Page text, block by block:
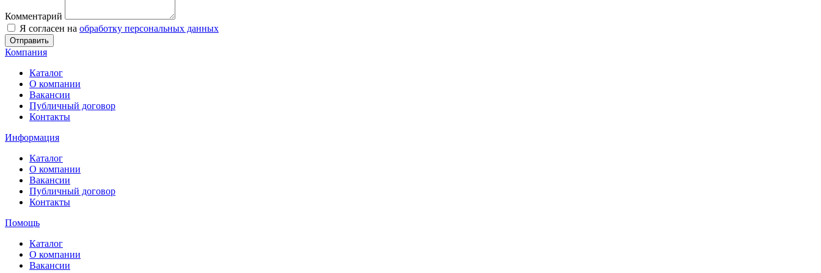
Комментарий
Я согласен на обработку персональных данных
Отправить
Компания
Каталог
О компании
Вакансии
Публичный договор
Контакты
Информация
Каталог
О компании
Вакансии
Публичный договор
Контакты
Помощь
Каталог
О компании
Вакансии